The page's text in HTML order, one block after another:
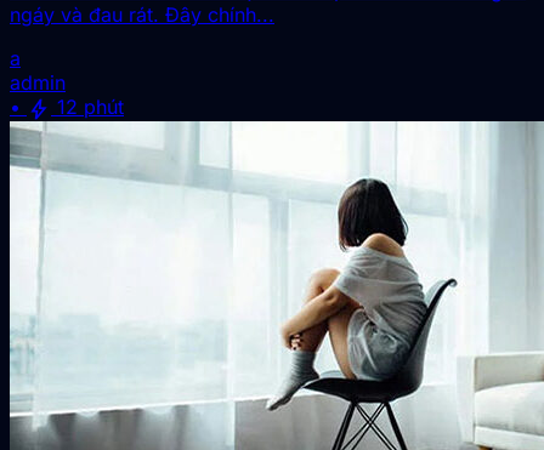
ngáy và đau rát. Đây chính...
a
admin
• bolt 12 phút